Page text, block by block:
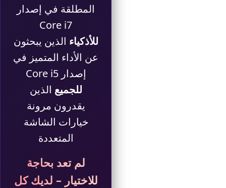
المطلقة في إصدار
Core i7
للأذكياء الذين يبحثون
عن الأداء المتميز في
إصدار Core i5
للجميع الذين
يقدرون مرونة
خيارات الشاشة
المتعددة
لم تعد بحاجة
للاختيار – لديك كل